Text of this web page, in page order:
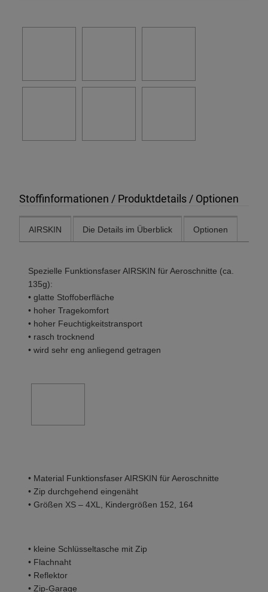
Stoffinformationen / Produktdetails / Optionen
AIRSKIN Die Details im Überblick Optionen
Spezielle Funktionsfaser AIRSKIN für Aeroschnitte (ca.
135g):
• glatte Stoffoberfläche
• hoher Tragekomfort
• hoher Feuchtigkeitstransport
• rasch trocknend
• wird sehr eng anliegend getragen
• Material Funktionsfaser AIRSKIN für Aeroschnitte
• Zip durchgehend eingenäht
• Größen XS – 4XL, Kindergrößen 152, 164
• kleine Schlüsseltasche mit Zip
• Flachnaht
• Reflektor
• Zip-Garage